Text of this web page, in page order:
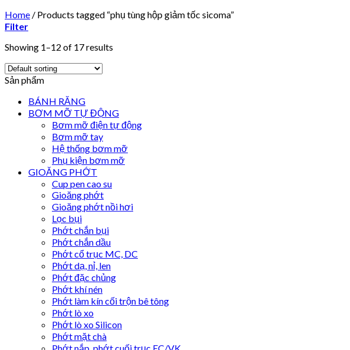
Home / Products tagged “phụ tùng hộp giảm tốc sicoma”
Filter
Showing 1–12 of 17 results
Sản phẩm
BÁNH RĂNG
BƠM MỠ TỰ ĐỘNG
Bơm mỡ điện tự động
Bơm mỡ tay
Hệ thống bơm mỡ
Phụ kiện bơm mỡ
GIOĂNG PHỚT
Cup pen cao su
Gioăng phớt
Gioăng phớt nồi hơi
Lọc bụi
Phớt chắn bụi
Phớt chắn dầu
Phớt cổ trục MC, DC
Phớt dạ, nỉ, len
Phớt đặc chủng
Phớt khí nén
Phớt làm kín cối trộn bê tông
Phớt lò xo
Phớt lò xo Silicon
Phớt mặt chà